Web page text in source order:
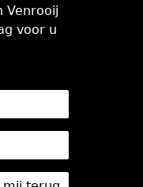
Venrooij
voor u